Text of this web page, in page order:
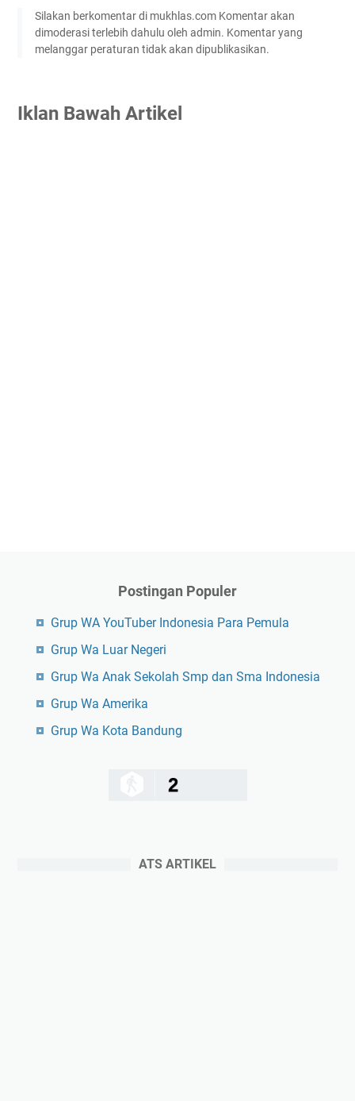
Silakan berkomentar di mukhlas.com Komentar akan
dimoderasi terlebih dahulu oleh admin. Komentar yang
melanggar peraturan tidak akan dipublikasikan.
Iklan Bawah Artikel
Postingan Populer
Grup WA YouTuber Indonesia Para Pemula
Grup Wa Luar Negeri
Grup Wa Anak Sekolah Smp dan Sma Indonesia
Grup Wa Amerika
Grup Wa Kota Bandung
2
ATS ARTIKEL